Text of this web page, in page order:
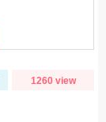
1260 view